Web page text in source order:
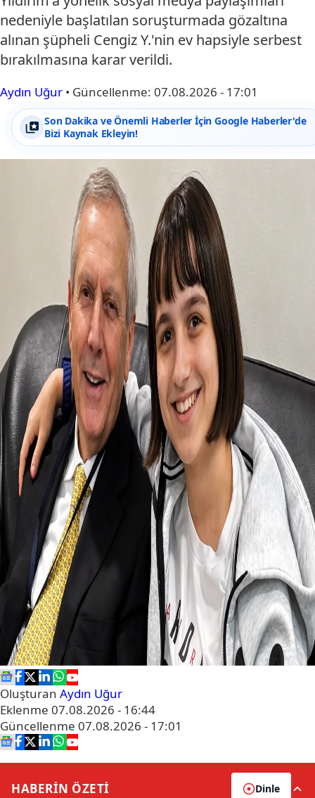
nedeniyle başlatılan soruşturmada gözaltına
alınan şüpheli Cengiz Y.'nin ev hapsiyle serbest
bırakılmasına karar verildi.
Aydın Uğur • Güncellenme: 07.08.2026 - 17:01
Son Dakika ve Önemli Haberler İçin Google Haberler'de
Bizi Kaynak Ekleyin!
Oluşturan Aydın Uğur
Eklenme 07.08.2026 - 16:44
Güncellenme 07.08.2026 - 17:01
HABERİN ÖZETİ Dinle